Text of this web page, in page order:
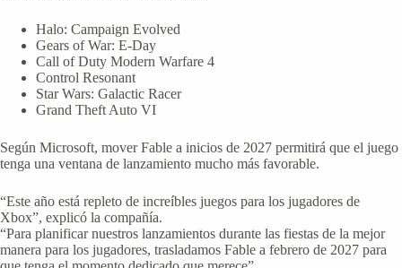
Halo: Campaign Evolved
Gears of War: E-Day
Call of Duty Modern Warfare 4
Control Resonant
Star Wars: Galactic Racer
Grand Theft Auto VI
Según Microsoft, mover Fable a inicios de 2027 permitirá que el juego
tenga una ventana de lanzamiento mucho más favorable.
“Este año está repleto de increíbles juegos para los jugadores de
Xbox”, explicó la compañía.
“Para planificar nuestros lanzamientos durante las fiestas de la mejor
manera para los jugadores, trasladamos Fable a febrero de 2027 para